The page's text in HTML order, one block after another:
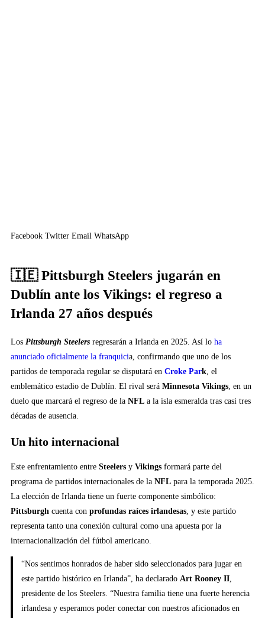
Facebook Twitter Email WhatsApp
🇮🇪 Pittsburgh Steelers jugarán en
Dublín ante los Vikings: el regreso a
Irlanda 27 años después
Los Pittsburgh Steelers regresarán a Irlanda en 2025. Así lo ha
anunciado oficialmente la franquicia, confirmando que uno de los
partidos de temporada regular se disputará en Croke Park, el
emblemático estadio de Dublín. El rival será Minnesota Vikings, en un
duelo que marcará el regreso de la NFL a la isla esmeralda tras casi tres
décadas de ausencia.
Un hito internacional
Este enfrentamiento entre Steelers y Vikings formará parte del
programa de partidos internacionales de la NFL para la temporada 2025.
La elección de Irlanda tiene un fuerte componente simbólico:
Pittsburgh cuenta con profundas raíces irlandesas, y este partido
representa tanto una conexión cultural como una apuesta por la
internacionalización del fútbol americano.
“Nos sentimos honrados de haber sido seleccionados para jugar en
este partido histórico en Irlanda”, ha declarado Art Rooney II,
presidente de los Steelers. “Nuestra familia tiene una fuerte herencia
irlandesa y esperamos poder conectar con nuestros aficionados en